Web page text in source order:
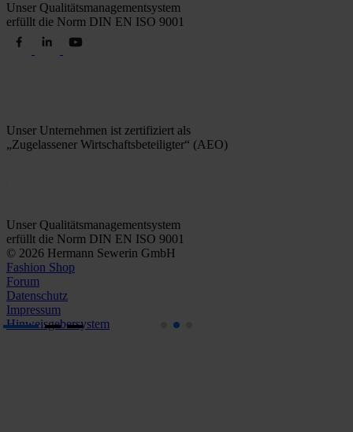
Unser Qualitätsmanagementsystem
erfüllt die Norm DIN EN ISO 9001
Unser Unternehmen ist zertifiziert als
„Zugelassener Wirtschaftsbeteiligter“ (AEO)
Unser Qualitätsmanagementsystem
erfüllt die Norm DIN EN ISO 9001
© 2026 Hermann Sewerin GmbH
Fashion Shop
Forum
Datenschutz
Impressum
Hinweisgebersystem